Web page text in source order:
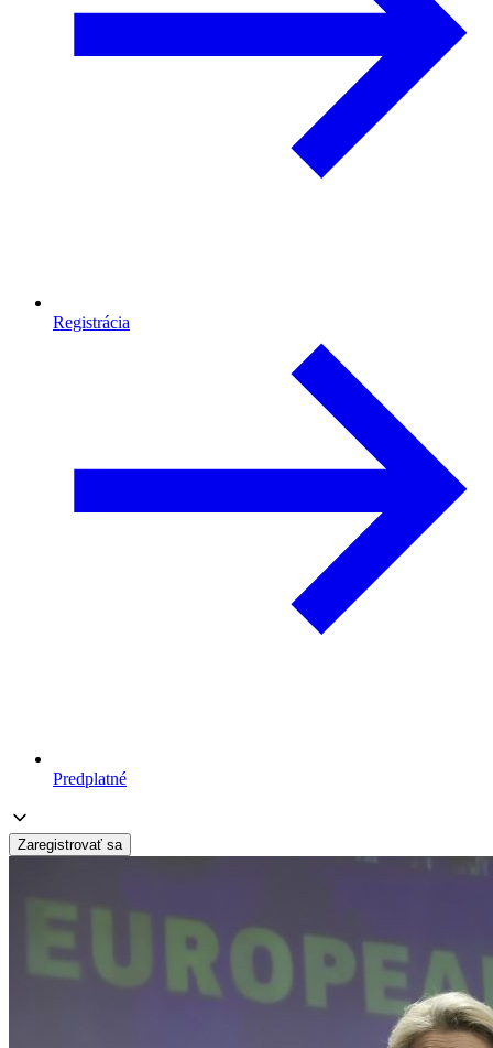
Registrácia
Predplatné
Zaregistrovať sa